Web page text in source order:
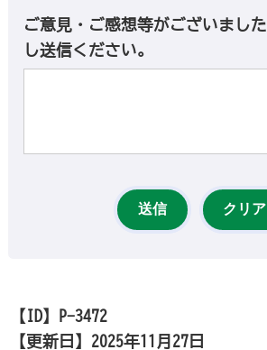
ご意見・ご感想等がございまし
し送信ください。
【ID】
P-3472
【更新日】 2025年11月27日